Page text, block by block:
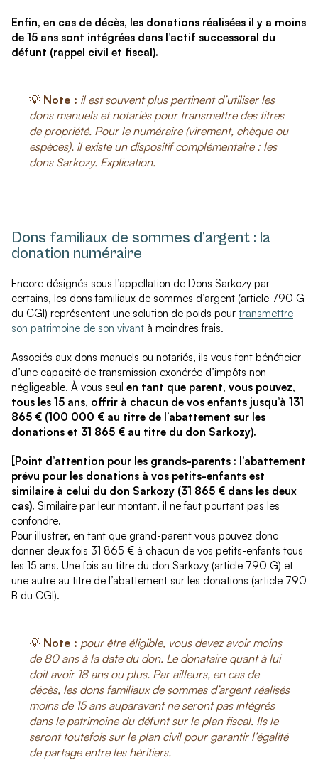
Enfin, en cas de décès, les donations réalisées il y a moins
de 15 ans sont intégrées dans l’actif successoral du
défunt (rappel civil et fiscal).
💡 Note : il est souvent plus pertinent d’utiliser les
dons manuels et notariés pour transmettre des titres
de propriété. Pour le numéraire (virement, chèque ou
espèces), il existe un dispositif complémentaire : les
dons Sarkozy. Explication.
Dons familiaux de sommes d’argent : la
donation numéraire
Encore désignés sous l’appellation de Dons Sarkozy par
certains, les dons familiaux de sommes d’argent (article 790 G
du CGI) représentent une solution de poids pour transmettre
son patrimoine de son vivant à moindres frais.
Associés aux dons manuels ou notariés, ils vous font bénéficier
d’une capacité de transmission exonérée d’impôts non-
négligeable. À vous seul en tant que parent, vous pouvez,
tous les 15 ans, offrir à chacun de vos enfants jusqu’à 131
865 € (100 000 € au titre de l’abattement sur les
donations et 31 865 € au titre du don Sarkozy).
[Point d’attention pour les grands-parents : l’abattement
prévu pour les donations à vos petits-enfants est
similaire à celui du don Sarkozy (31 865 € dans les deux
cas). Similaire par leur montant, il ne faut pourtant pas les
confondre.
Pour illustrer, en tant que grand-parent vous pouvez donc
donner deux fois 31 865 € à chacun de vos petits-enfants tous
les 15 ans. Une fois au titre du don Sarkozy (article 790 G) et
une autre au titre de l’abattement sur les donations (article 790
B du CGI).
💡 Note : pour être éligible, vous devez avoir moins
de 80 ans à la date du don. Le donataire quant à lui
doit avoir 18 ans ou plus. Par ailleurs, en cas de
décès, les dons familiaux de sommes d’argent réalisés
moins de 15 ans auparavant ne seront pas intégrés
dans le patrimoine du défunt sur le plan fiscal. Ils le
seront toutefois sur le plan civil pour garantir l’égalité
de partage entre les héritiers.